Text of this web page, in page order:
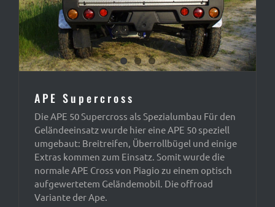
APE Supercross
Die APE 50 Supercross als Spezialumbau Für den
Geländeeinsatz wurde hier eine APE 50 speziell
umgebaut: Breitreifen, Überrollbügel und einige
Extras kommen zum Einsatz. Somit wurde die
normale APE Cross von Piagio zu einem optisch
aufgewertetem Geländemobil. Die offroad
Variante der Ape.